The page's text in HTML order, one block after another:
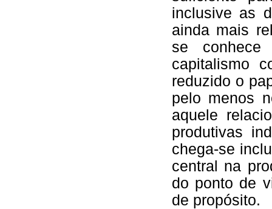
inclusive as
ainda mais
se conhece
capitalismo
reduzido o
pelo menos
aquele
produtivas
chega-se
central na
do ponto de
de propósito.